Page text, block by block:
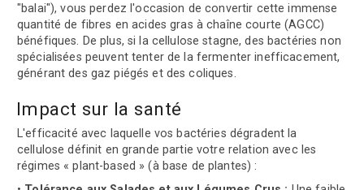
"balai"), vous perdez l'occasion de convertir cette immense
quantité de fibres en acides gras à chaîne courte (AGCC)
bénéfiques. De plus, si la cellulose stagne, des bactéries non
spécialisées peuvent tenter de la fermenter inefficacement,
générant des gaz piégés et des coliques.
Impact sur la santé
L'efficacité avec laquelle vos bactéries dégradent la
cellulose définit en grande partie votre relation avec les
régimes « plant-based » (à base de plantes) :